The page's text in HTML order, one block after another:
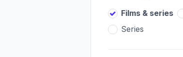
Films & series
Series